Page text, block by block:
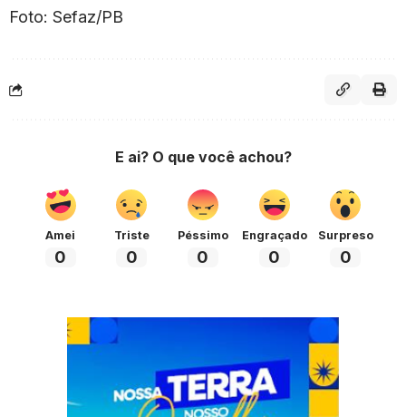
Foto: Sefaz/PB
E ai? O que você achou?
Amei
0
Triste
0
Péssimo
0
Engraçado
0
Surpreso
0